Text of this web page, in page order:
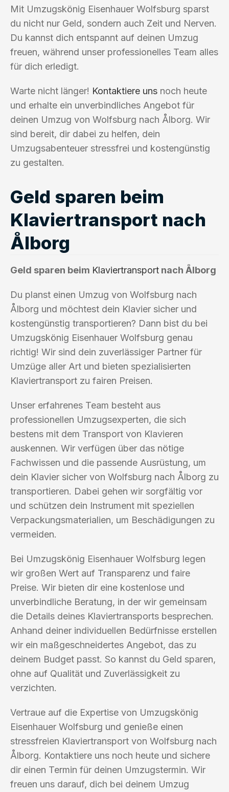
Mit Umzugskönig Eisenhauer Wolfsburg sparst
du nicht nur Geld, sondern auch Zeit und Nerven.
Du kannst dich entspannt auf deinen Umzug
freuen, während unser professionelles Team alles
für dich erledigt.
Warte nicht länger! Kontaktiere uns noch heute
und erhalte ein unverbindliches Angebot für
deinen Umzug von Wolfsburg nach Ålborg. Wir
sind bereit, dir dabei zu helfen, dein
Umzugsabenteuer stressfrei und kostengünstig
zu gestalten.
Geld sparen beim
Klaviertransport nach
Ålborg
Geld sparen beim Klaviertransport nach Ålborg
Du planst einen Umzug von Wolfsburg nach
Ålborg und möchtest dein Klavier sicher und
kostengünstig transportieren? Dann bist du bei
Umzugskönig Eisenhauer Wolfsburg genau
richtig! Wir sind dein zuverlässiger Partner für
Umzüge aller Art und bieten spezialisierten
Klaviertransport zu fairen Preisen.
Unser erfahrenes Team besteht aus
professionellen Umzugsexperten, die sich
bestens mit dem Transport von Klavieren
auskennen. Wir verfügen über das nötige
Fachwissen und die passende Ausrüstung, um
dein Klavier sicher von Wolfsburg nach Ålborg zu
transportieren. Dabei gehen wir sorgfältig vor
und schützen dein Instrument mit speziellen
Verpackungsmaterialien, um Beschädigungen zu
vermeiden.
Bei Umzugskönig Eisenhauer Wolfsburg legen
wir großen Wert auf Transparenz und faire
Preise. Wir bieten dir eine kostenlose und
unverbindliche Beratung, in der wir gemeinsam
die Details deines Klaviertransports besprechen.
Anhand deiner individuellen Bedürfnisse erstellen
wir ein maßgeschneidertes Angebot, das zu
deinem Budget passt. So kannst du Geld sparen,
ohne auf Qualität und Zuverlässigkeit zu
verzichten.
Vertraue auf die Expertise von Umzugskönig
Eisenhauer Wolfsburg und genieße einen
stressfreien Klaviertransport von Wolfsburg nach
Ålborg. Kontaktiere uns noch heute und sichere
dir einen Termin für deinen Umzugstermin. Wir
freuen uns darauf, dich bei deinem Umzug